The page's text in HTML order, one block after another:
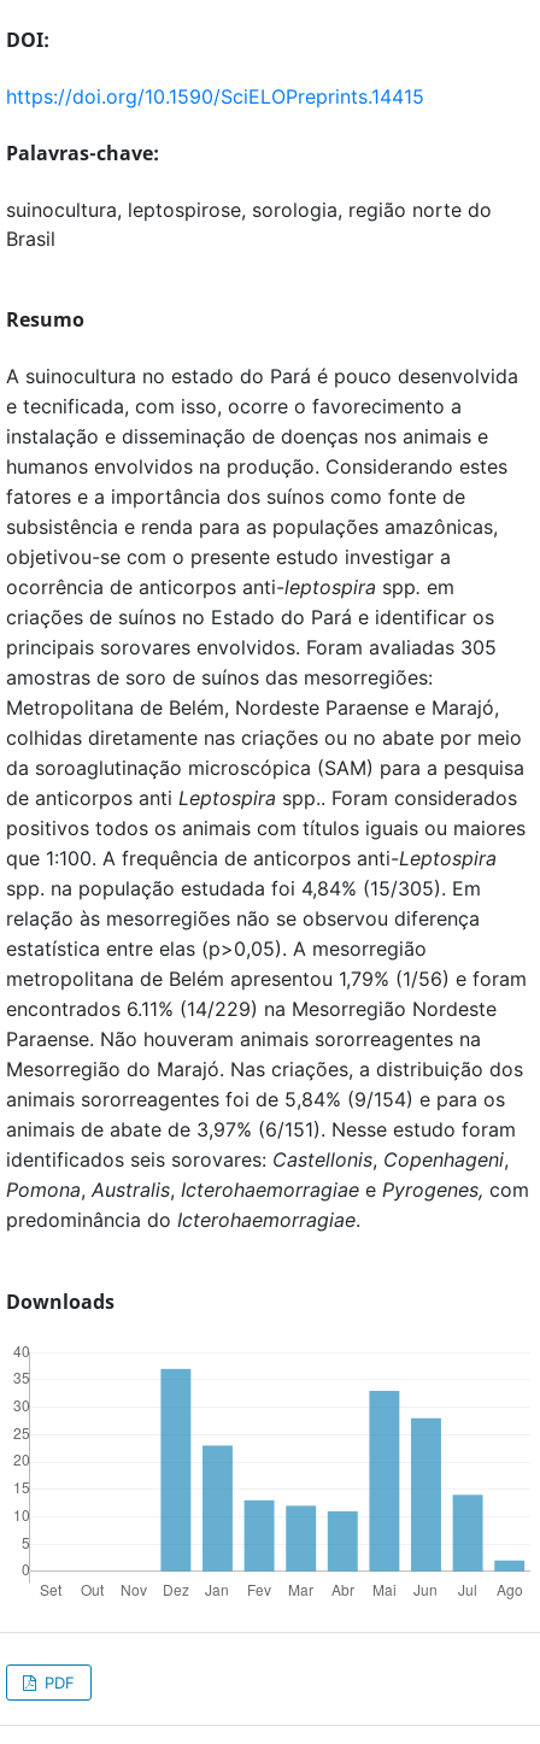
DOI:
https://doi.org/10.1590/SciELOPreprints.14415
Palavras-chave:
suinocultura, leptospirose, sorologia, região norte do
Brasil
Resumo
A suinocultura no estado do Pará é pouco desenvolvida
e tecnificada, com isso, ocorre o favorecimento a
instalação e disseminação de doenças nos animais e
humanos envolvidos na produção. Considerando estes
fatores e a importância dos suínos como fonte de
subsistência e renda para as populações amazônicas,
objetivou-se com o presente estudo investigar a
ocorrência de anticorpos anti-leptospira spp. em
criações de suínos no Estado do Pará e identificar os
principais sorovares envolvidos. Foram avaliadas 305
amostras de soro de suínos das mesorregiões:
Metropolitana de Belém, Nordeste Paraense e Marajó,
colhidas diretamente nas criações ou no abate por meio
da soroaglutinação microscópica (SAM) para a pesquisa
de anticorpos anti Leptospira spp.. Foram considerados
positivos todos os animais com títulos iguais ou maiores
que 1:100. A frequência de anticorpos anti-Leptospira
spp. na população estudada foi 4,84% (15/305). Em
relação às mesorregiões não se observou diferença
estatística entre elas (p>0,05). A mesorregião
metropolitana de Belém apresentou 1,79% (1/56) e foram
encontrados 6.11% (14/229) na Mesorregião Nordeste
Paraense. Não houveram animais sororreagentes na
Mesorregião do Marajó. Nas criações, a distribuição dos
animais sororreagentes foi de 5,84% (9/154) e para os
animais de abate de 3,97% (6/151). Nesse estudo foram
identificados seis sorovares: Castellonis, Copenhageni,
Pomona, Australis, Icterohaemorragiae e Pyrogenes, com
predominância do Icterohaemorragiae.
Downloads
PDF